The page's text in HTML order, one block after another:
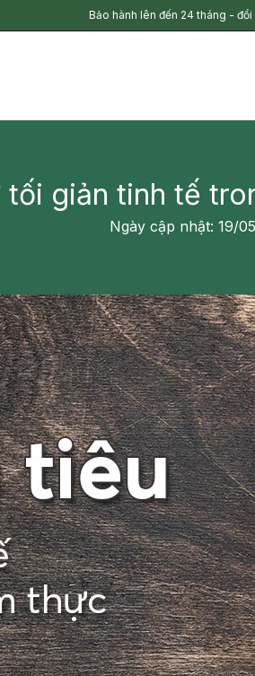
Bảo hành lên đến 24 tháng - đổi
tối giản tinh tế
Ngày cập nhật: 19/